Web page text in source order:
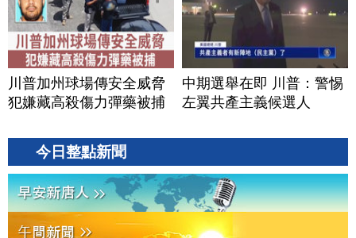
川普加州球場傳安全威脅
犯嫌藏高殺傷力彈藥被捕
中期選舉在即 川普：警惕
左翼共產主義候選人
今日整點新聞